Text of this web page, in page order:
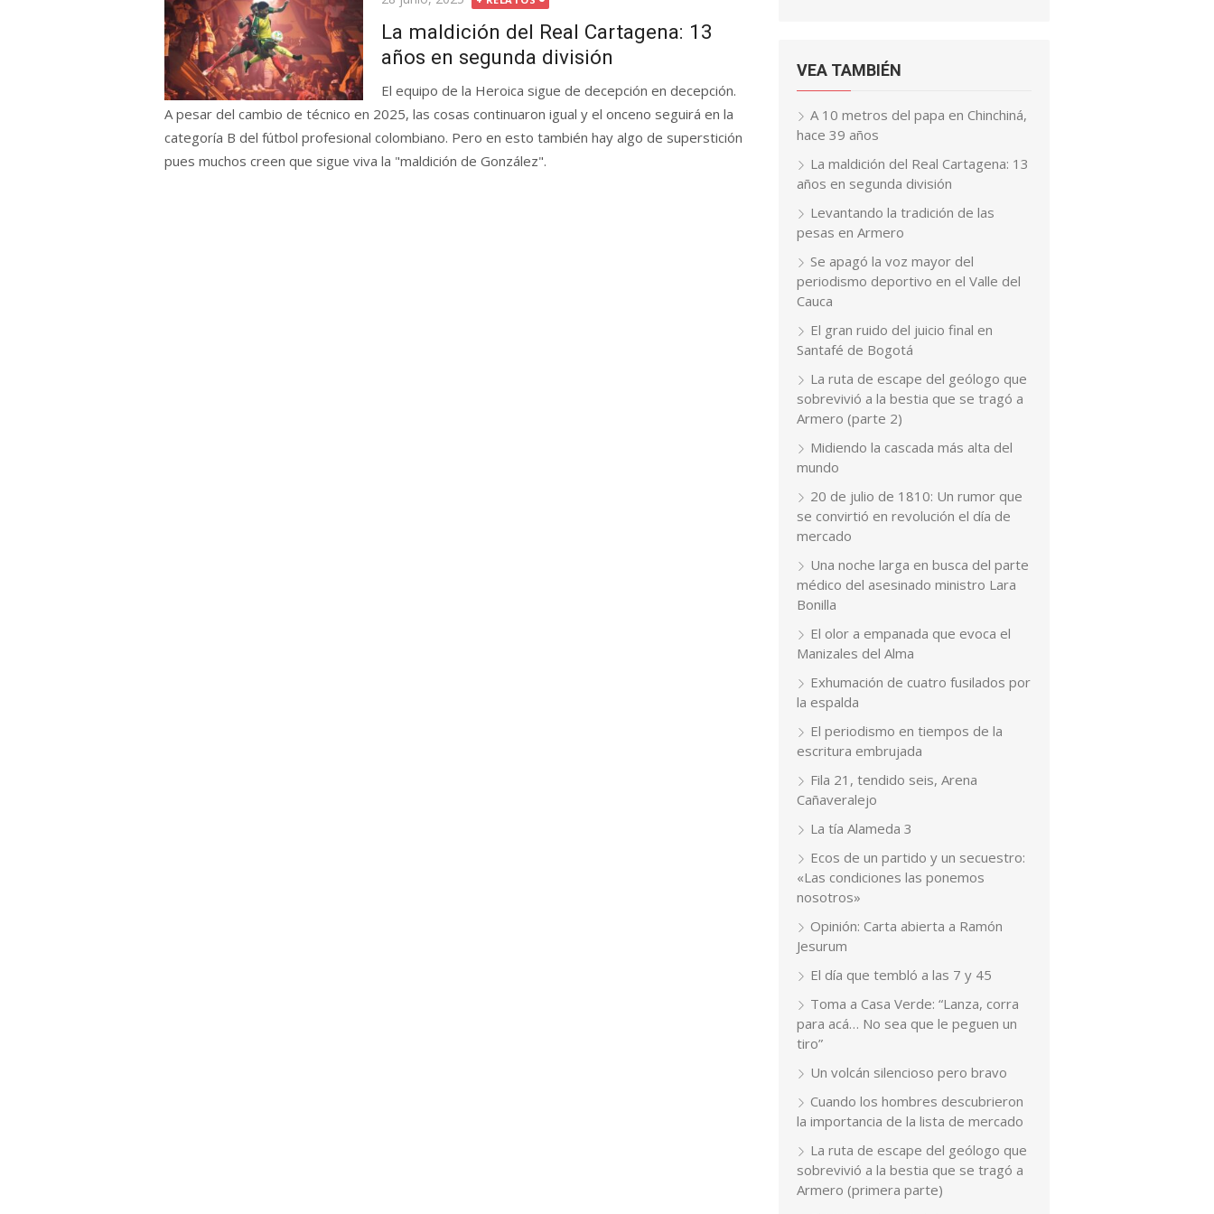
La maldición del Real Cartagena: 13
años en segunda división
El equipo de la Heroica sigue de decepción en decepción.
A pesar del cambio de técnico en 2025, las cosas continuaron igual y el onceno seguirá en la
categoría B del fútbol profesional colombiano. Pero en esto también hay algo de superstición
pues muchos creen que sigue viva la "maldición de González".
VEA TAMBIÉN
A 10 metros del papa en Chinchiná,
hace 39 años
La maldición del Real Cartagena: 13
años en segunda división
Levantando la tradición de las
pesas en Armero
Se apagó la voz mayor del
periodismo deportivo en el Valle del
Cauca
El gran ruido del juicio final en
Santafé de Bogotá
La ruta de escape del geólogo que
sobrevivió a la bestia que se tragó a
Armero (parte 2)
Midiendo la cascada más alta del
mundo
20 de julio de 1810: Un rumor que
se convirtió en revolución el día de
mercado
Una noche larga en busca del parte
médico del asesinado ministro Lara
Bonilla
El olor a empanada que evoca el
Manizales del Alma
Exhumación de cuatro fusilados por
la espalda
El periodismo en tiempos de la
escritura embrujada
Fila 21, tendido seis, Arena
Cañaveralejo
La tía Alameda 3
Ecos de un partido y un secuestro:
«Las condiciones las ponemos
nosotros»
Opinión: Carta abierta a Ramón
Jesurum
El día que tembló a las 7 y 45
Toma a Casa Verde: “Lanza, corra
para acá… No sea que le peguen un
tiro”
Un volcán silencioso pero bravo
Cuando los hombres descubrieron
la importancia de la lista de mercado
La ruta de escape del geólogo que
sobrevivió a la bestia que se tragó a
Armero (primera parte)